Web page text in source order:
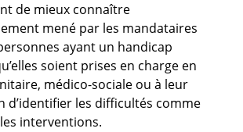
de mieux connaître
mené par les mandataires
ayant un handicap
soient prises en charge en
médico-sociale ou à leur
d’identifier les difficultés comme
interventions.